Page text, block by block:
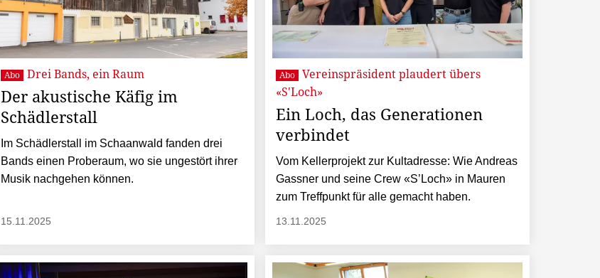
Abo Drei Bands, ein Raum
Der akustische Käfig im
Schädlerstall
Im Schädlerstall im Schaanwald fanden drei
Bands einen Proberaum, wo sie ungestört ihrer
Musik nachgehen können.
15.11.2025
Abo Vereinspräsident plaudert übers
«S'Loch»
Ein Loch, das Generationen
verbindet
Vom Kellerprojekt zur Kultadresse: Wie Andreas
Gassner und seine Crew «S’Loch» in Mauren
zum Treffpunkt für alle gemacht haben.
13.11.2025